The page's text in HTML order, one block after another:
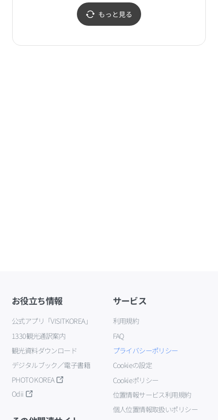
もっと見る
お役立ち情報
公式アプリ「VISITKOREA」
1330観光通訳案内
観光資料ダウンロード
デジタルブック／電子書籍
PHOTO KOREA
Odii
サービス
利用規約
FAQ
プライバシーポリシー
Cookieの設定
Cookieポリシー
位置情報サービス利用規約
個人位置情報取扱いポリシー